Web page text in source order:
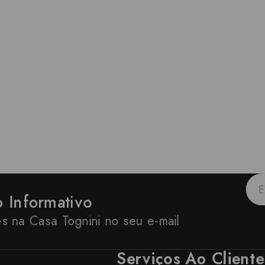
Informativo
na Casa Tognini no seu e-mail
Serviços Ao Cliente